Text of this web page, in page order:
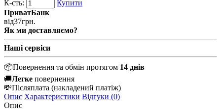
К-сть:
Купити
ПриватБанк
від37грн.
Як ми доставляємо?
Наші сервіси
📦Повернення та обмін протягом 14 днів
🚚Легке повернення
💸Післяплата (накладений платіж)
Опис Характеристики Відгуки (0)
Опис